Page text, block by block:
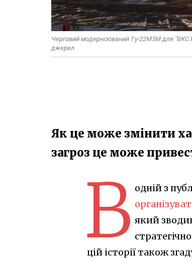
Черговий модернізований Ту-22М3М для "ВКС
джерел
Як це може змінити
загроз це може
В одній з
який
цій історії також